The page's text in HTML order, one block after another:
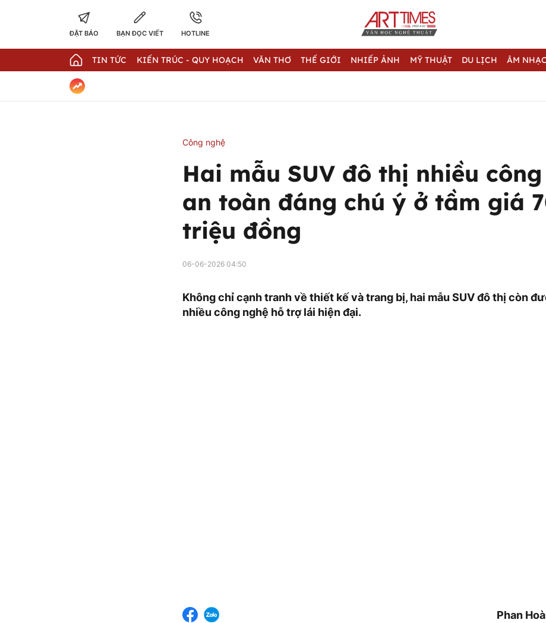
ĐẶT BÁO BẠN ĐỌC VIẾT HOTLINE
TIN TỨC KIẾN TRÚC - QUY HOẠCH VĂN THƠ THẾ GIỚI NHIẾP ẢNH MỸ THUẬT DU LỊCH ÂM NHẠC
Công nghệ
Hai mẫu SUV đô thị nhiều
an toàn đáng chú ý ở tầm giá
triệu đồng
06-06-2026 04:50
Không chỉ cạnh tranh về thiết kế và trang bị, hai mẫu SUV đô thị còn
nhiều công nghệ hỗ trợ lái hiện đại.
Phan